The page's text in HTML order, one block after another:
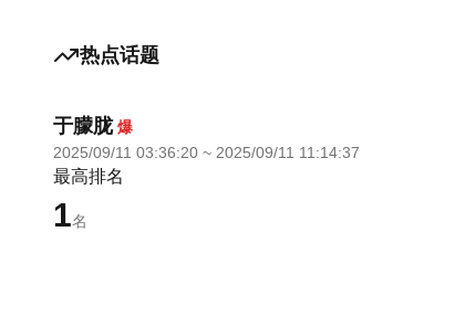
热点话题
于朦胧 爆
2025/09/11 03:36:20 ~ 2025/09/11 11:14:37
最高排名
1名